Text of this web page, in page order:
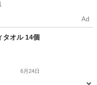
Ad
オル 14個
6月24日